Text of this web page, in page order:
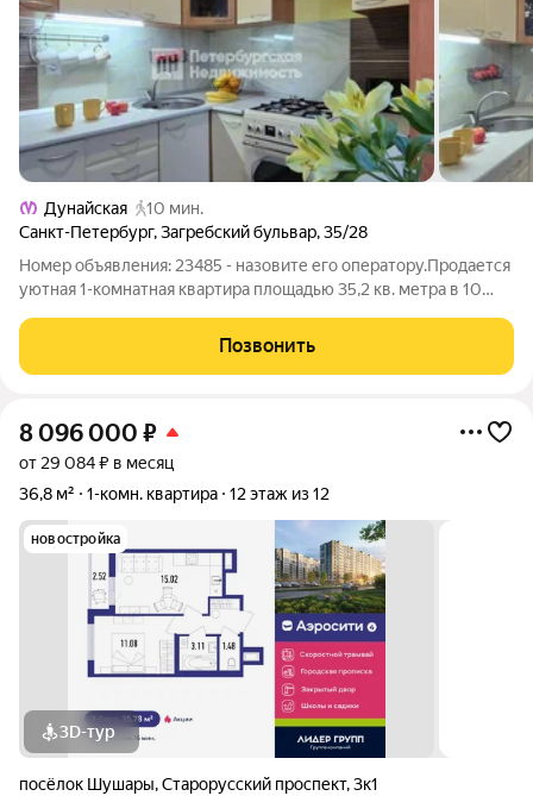
Дунайская
10 мин.
Санкт-Петербург,Загребский бульвар,35/28
Номер объявления: 23485 - назовите его оператору.Продается
уютная 1-комнатная квартира площадью 35,2 кв. метра в 10
состоянии, расположена на высоком первом этаже, перед
окнами широкая зеленая
Позвонить
8 096 000 ₽
от 29 084 ₽ в месяц
36,8 м²
1-комн. квартира 12 этаж из 12
новостройка
3D-тур
посёлок Шушары,Старорусский проспект,3к1